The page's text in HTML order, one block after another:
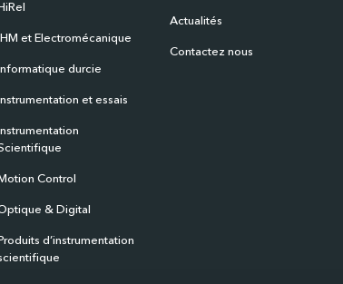
HiRel
IHM et Electromécanique
Informatique durcie
Instrumentation et essais
Instrumentation
Motion Control
& Digital
Produits d’instrumentation
Actualités
Contactez nous